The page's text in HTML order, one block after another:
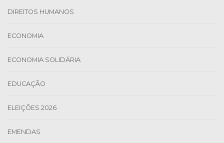
DIREITOS HUMANOS
ECONOMIA
ECONOMIA SOLIDÁRIA
EDUCAÇÃO
ELEIÇÕES 2026
EMENDAS